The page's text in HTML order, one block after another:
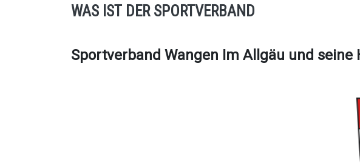
WAS IST DER SPORTVERBAND
Sportverband Wangen Im Allgäu und seine